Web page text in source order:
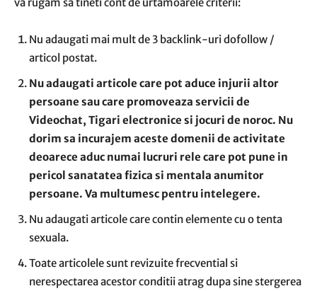
Nu adaugati mai mult de 3 backlink-uri dofollow /
articol postat.
Nu adaugati articole care pot aduce injurii altor
persoane sau care promoveaza servicii de
Videochat, Tigari electronice si jocuri de noroc. Nu
dorim sa incurajem aceste domenii de activitate
deoarece aduc numai lucruri rele care pot pune in
pericol sanatatea fizica si mentala anumitor
persoane. Va multumesc pentru intelegere.
Nu adaugati articole care contin elemente cu o tenta
sexuala.
Toate articolele sunt revizuite frecvential si
nerespectarea acestor conditii atrag dupa sine stergerea